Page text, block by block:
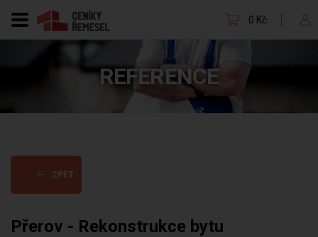
0 Kč
REFERENCE
ZPĚT
Přerov - Rekonstrukce bytu